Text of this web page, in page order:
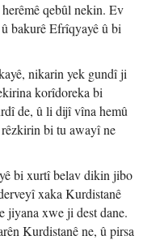
qebûl nekin. Ev
bakurê Efrîqyayê û bi
nikarin yek gundî ji
korîdoreka bi
de, û li dijî vîna hemû
bi tu awayî ne
bi xurtî belav dikin jibo
xaka Kurdistanê
jiyana xwe ji dest dane.
Kurdistanê ne, û pirsa